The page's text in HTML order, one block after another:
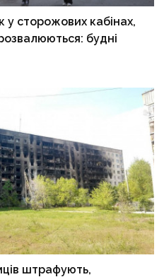
сторожових кабінах,
будні
штрафують,